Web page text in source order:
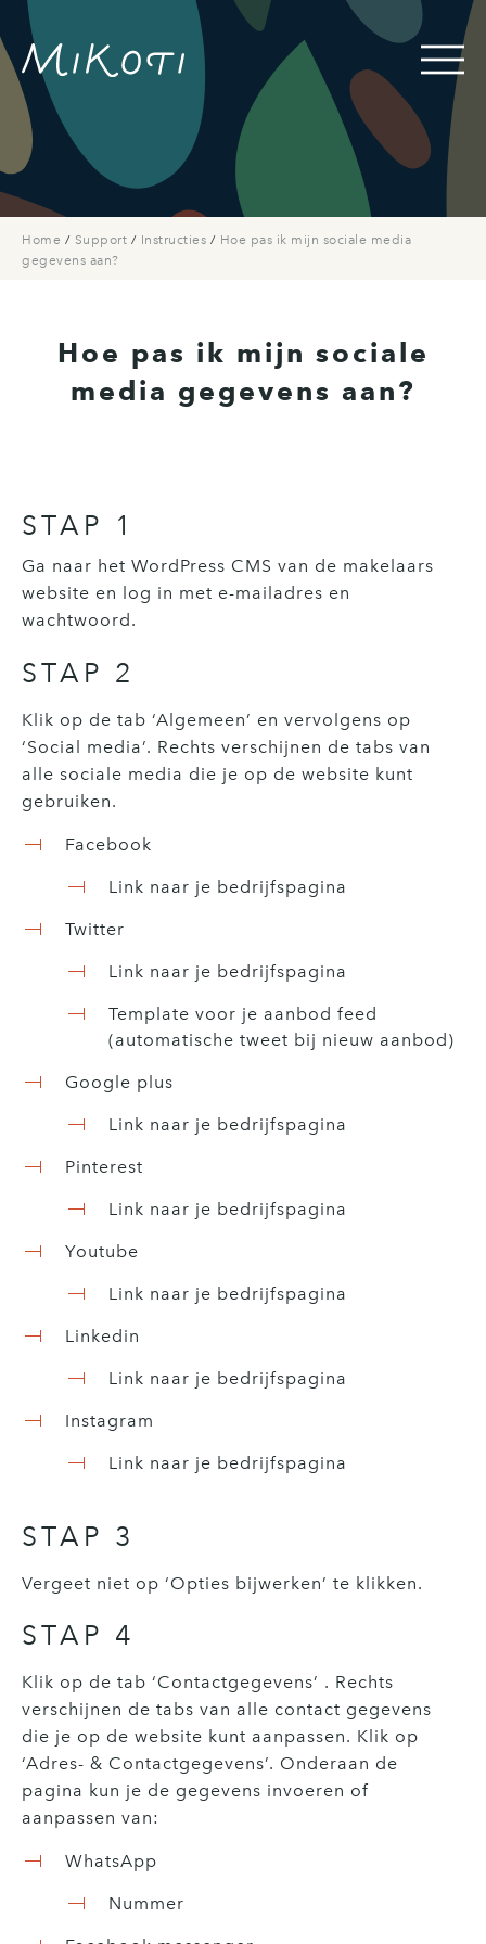
Home / Support / Instructies / Hoe pas ik mijn sociale media
gegevens aan?
Hoe pas ik mijn sociale
media gegevens aan?
STAP 1
Ga naar het WordPress CMS van de makelaars
website en log in met e-mailadres en
wachtwoord.
STAP 2
Klik op de tab ‘Algemeen’ en vervolgens op
‘Social media’. Rechts verschijnen de tabs van
alle sociale media die je op de website kunt
gebruiken.
Facebook
Link naar je bedrijfspagina
Twitter
Link naar je bedrijfspagina
Template voor je aanbod feed
(automatische tweet bij nieuw aanbod)
Google plus
Link naar je bedrijfspagina
Pinterest
Link naar je bedrijfspagina
Youtube
Link naar je bedrijfspagina
Linkedin
Link naar je bedrijfspagina
Instagram
Link naar je bedrijfspagina
STAP 3
Vergeet niet op ‘Opties bijwerken’ te klikken.
STAP 4
Klik op de tab ‘Contactgegevens’ . Rechts
verschijnen de tabs van alle contact gegevens
die je op de website kunt aanpassen. Klik op
‘Adres- & Contactgegevens’. Onderaan de
pagina kun je de gegevens invoeren of
aanpassen van:
WhatsApp
Nummer